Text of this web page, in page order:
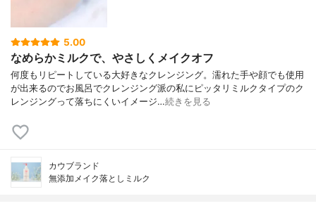
5.00
なめらかミルクで、やさしくメイクオフ
何度もリピートしている大好きなクレンジング。濡れた手や顔でも使用
が出来るのでお風呂でクレンジング派の私にピッタリミルクタイプのク
レンジングって落ちにくいイメージ…続きを見る
カウブランド
無添加メイク落としミルク